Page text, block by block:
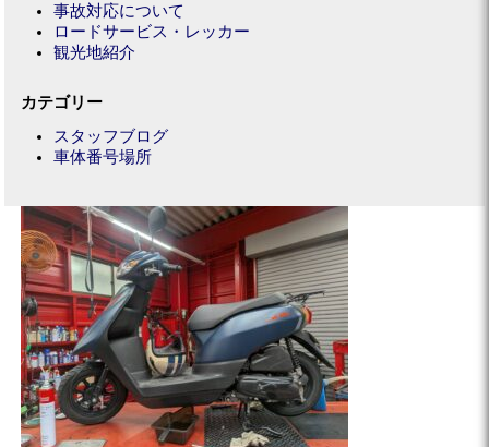
事故対応について
ロードサービス・レッカー
観光地紹介
カテゴリー
スタッフブログ
車体番号場所